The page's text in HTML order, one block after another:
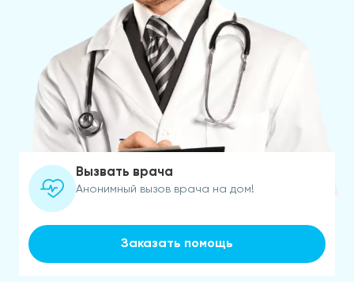
Вызвать врача
Анонимный вызов врача на дом!
Заказать помощь